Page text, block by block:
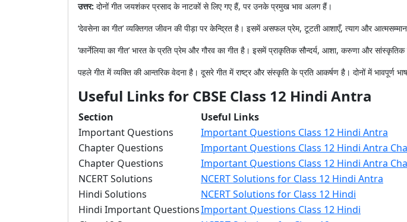
उत्तर: दोनों गीत जयशंकर प्रसाद के नाटकों से लिए गए हैं, पर उनके प्रमुख भाव अलग हैं।
‘देवसेना का गीत’ व्यक्तिगत जीवन की पीड़ा पर केन्द्रित है। इसमें असफल प्रेम, टूटती आशाएँ, त्याग और
‘कार्नेलिया का गीत’ भारत के प्रति प्रेम और गौरव का गीत है। इसमें प्राकृतिक सौन्दर्य, आशा, करुणा और
पहले गीत में व्यक्ति की आन्तरिक वेदना है। दूसरे गीत में राष्ट्र और संस्कृति के प्रति आकर्षण है। दोनों में भावपूर्ण
Useful Links for CBSE Class 12 Hindi Antra
Section
Useful Links
Important Questions
Important Questions Class 12 Hindi Antra
Chapter Questions
Important Questions Class 12 Hindi Antra
Chapter Questions
Important Questions Class 12 Hindi Antra
NCERT Solutions
NCERT Solutions for Class 12 Hindi Antra
Hindi Solutions
NCERT Solutions for Class 12 Hindi
Hindi Important QuestionsImportant Questions Class 12 Hindi